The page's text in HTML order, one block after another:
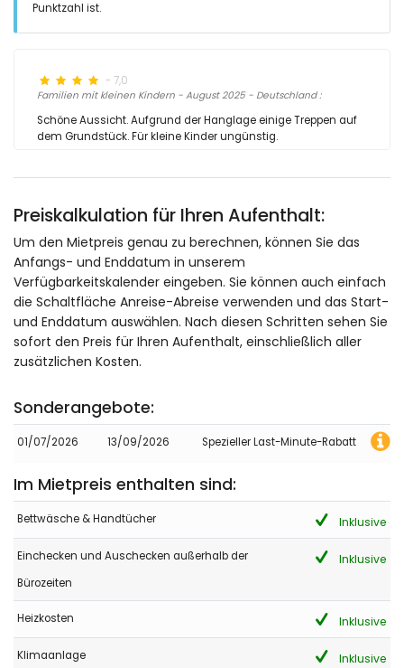
Punktzahl ist.
- 7,0
Familien mit kleinen Kindern - August 2025 - Deutschland :
Schöne Aussicht. Aufgrund der Hanglage einige Treppen auf
dem Grundstück. Für kleine Kinder ungünstig.
Preiskalkulation für Ihren Aufenthalt:
Um den Mietpreis genau zu berechnen, können Sie das
Anfangs- und Enddatum in unserem
Verfügbarkeitskalender eingeben. Sie können auch einfach
die Schaltfläche Anreise-Abreise verwenden und das Start-
und Enddatum auswählen. Nach diesen Schritten sehen Sie
sofort den Preis für Ihren Aufenthalt, einschließlich aller
zusätzlichen Kosten.
Sonderangebote:
01/07/2026 13/09/2026 Spezieller Last-Minute-Rabatt
Im Mietpreis enthalten sind:
Bettwäsche & Handtücher Inklusive
Einchecken und Auschecken außerhalb der
Bürozeiten
Inklusive
Heizkosten Inklusive
Klimaanlage Inklusive